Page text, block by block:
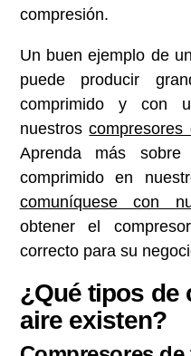
compresión.
Un buen ejemplo de
puede producir
comprimido y con
nuestros
Aprenda más
comprimido en
comuníquese con
obtener el
correcto para su
¿Qué tipos de
aire existen?